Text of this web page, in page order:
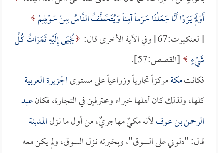
أَوَلَمْ يَرَوْا أَنَّا جَعَلْنَا حَرَماً آمِناً وَيُتَخَطَّفُ النَّاسُ مِنْ حَوْلِهِمْ
[العنكبوت:67] وفي الآية الأخرى قال:
يُجْبَى إِلَيْهِ ثَمَرَاتُ كُلِّ
شَيْءٍ
[القصص:57].
فكانتمكةمركزاً تجارياً وزراعياً على مستوىالجزيرة العربية
كلها، ولذلك كان أهلها خبراء ومحترفين في التجارة، فكانعبد
الرحمن بن عوفلأنه مكيٌ مهاجريٌ، من أول ما نـزلالمدينة
قال: "دلوني على السوق"، وبخبرته نـزل السوق، ولم يكن معه